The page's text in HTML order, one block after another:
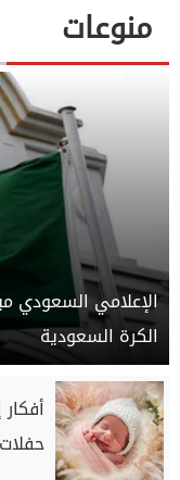
منوعات
الإعلامي السعودي
الكرة السعودية